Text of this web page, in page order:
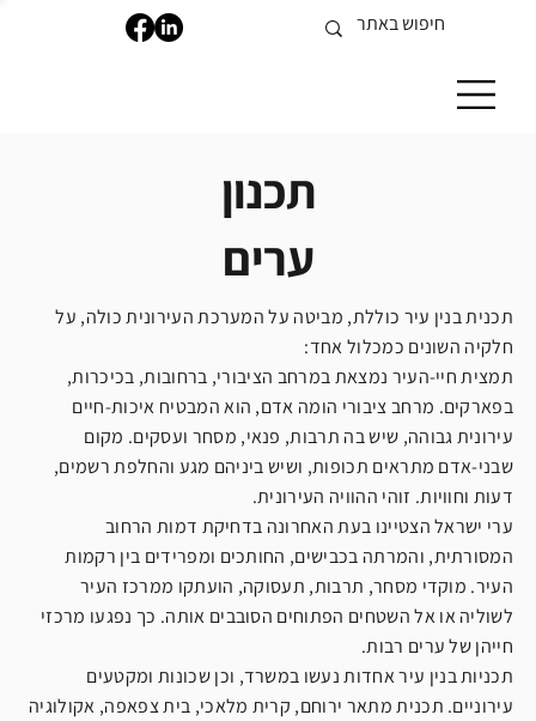
תכנית בנין עיר כוללת, מביטה על המערכת העירונית כולה, על
חלקיה השונים כמכלול אחד:
תמצית חיי-העיר נמצאת במרחב הציבורי, ברחובות, בכיכרות,
בפארקים. מרחב ציבורי הומה אדם, הוא המבטיח איכות-חיים
עירונית גבוהה, שיש בה תרבות, פנאי, מסחר ועסקים. מקום
שבני-אדם מתראים תכופות, ושיש ביניהם מגע והחלפת רשמים,
דעות וחוויות. זוהי ההוויה העירונית.
ערי ישראל הצטיינו בעת האחרונה בדחיקת דמות הרחוב
המסורתית, והמרתה בכבישים, החותכים ומפרידים בין רקמות
העיר. מוקדי מסחר, תרבות, תעסוקה, הועתקו ממרכז העיר
לשוליה או אל השטחים הפתוחים הסובבים אותה. כך נפגעו מרכזי
חייהן של ערים רבות.
תכניות בנין עיר אחדות נעשו במשרד, וכן שכונות ומקטעים
עירוניים. תכנית מתאר ירוחם, קרית מלאכי, בית צפאפה, אקולוגיה
תכנון
ערים